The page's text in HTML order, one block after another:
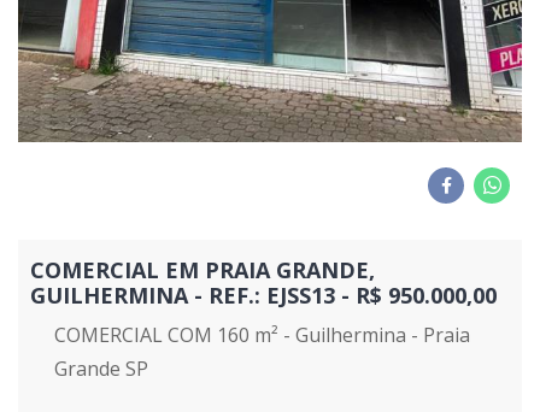
COMERCIAL EM PRAIA GRANDE,
GUILHERMINA - REF.: EJSS13 - R$ 950.000,00
COMERCIAL COM 160 m² - Guilhermina - Praia
Grande SP